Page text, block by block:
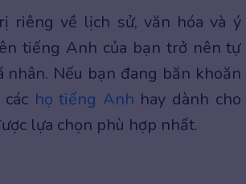
riêng về lịch sử, văn hóa và ý
tiếng Anh của bạn trở nên tự
nhân. Nếu bạn đang băn khoăn
họ tiếng Anh hay dành cho
lựa chọn phù hợp nhất.